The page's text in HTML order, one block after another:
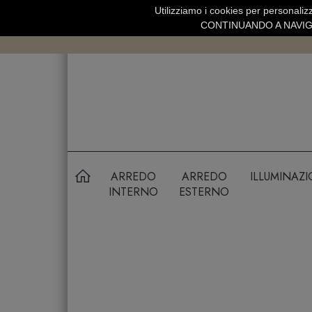
SPEDIZIONE GRATUITA SOPRA 99
ARREDO
INTERNO
ARREDO
ESTERNO
Utilizziamo i cookies per
CONTINUANDO A